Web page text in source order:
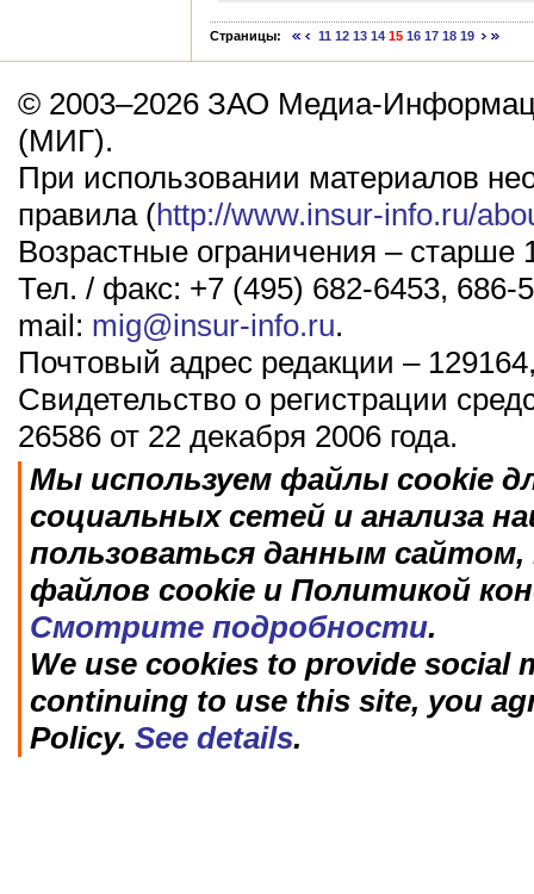
Страницы: 11 12 13 14 15 16 17 18 19
© 2003–2026 ЗАО Медиа-
(МИГ).
При использовании материалов
правила (http://www.insur-info.ru/
Возрастные ограничения – старше
Тел. / факс: +7 (495) 682-6453, 686-
mail: mig@insur-info.ru.
Почтовый адрес редакции –
Свидетельство о регистрации
26586 от 22 декабря 2006 года.
Мы используем файлы cookie
социальных сетей и анализа
пользоваться данным
файлов cookie и Политикой
Смотрите подробности.
We use cookies to provide social
continuing to use this site, you
Policy. See details.